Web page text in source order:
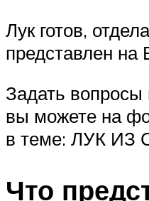
Лук готов,
представлен
Задать вопросы
вы можете на
в теме: ЛУК
Что